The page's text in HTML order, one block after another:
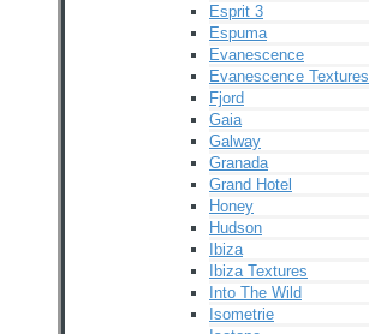
Esprit 3
Espuma
Evanescence
Evanescence Textures
Fjord
Gaia
Galway
Granada
Grand Hotel
Honey
Hudson
Ibiza
Ibiza Textures
Into The Wild
Isometrie